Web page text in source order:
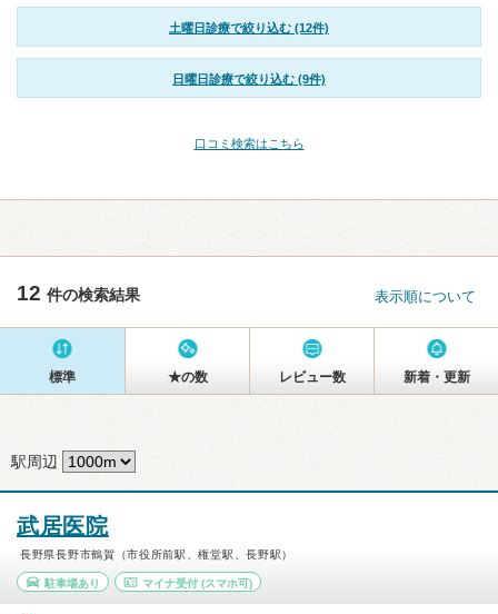
土曜日診療で絞り込む (12件)
日曜日診療で絞り込む (9件)
口コミ検索はこちら
12 件の検索結果 表示順について
標準 ★の数 レビュー数 新着・更新
駅周辺
武居医院
長野県長野市鶴賀（市役所前駅、権堂駅、長野駅）
駐車場あり マイナ受付(スマホ可)